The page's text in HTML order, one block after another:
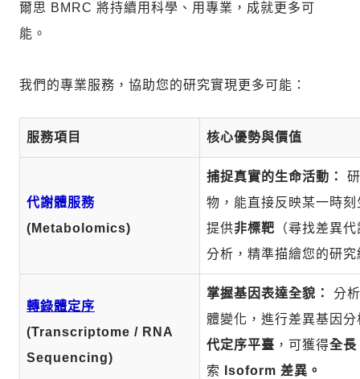
爾思 BMRC 將持續用科學、用專業，成就更多可
能。
我們的專業服務，協助您的研究實現更多可能：
服務項目 核心優勢與價值
代謝體服務
(Metabolomics)
捕捉真實的生命活動：
物，能直接反映某一時
提供非標靶 （尋找差異
分析，精準描繪您的研究
轉錄體定序
(Transcriptome / RNA
Sequencing)
掌握基因表達全貌： 分
體變化，進行差異基因
代定序平臺 ，可獲得全
索
Isoform 差異。